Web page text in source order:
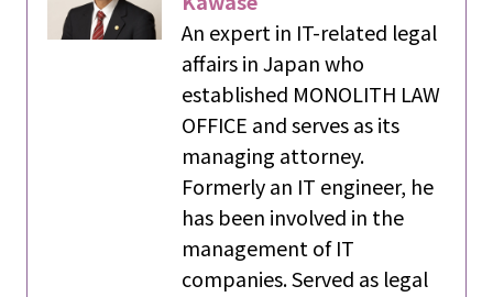
An expert in IT-related legal
affairs in Japan who
established MONOLITH LAW
OFFICE and serves as its
managing attorney.
Formerly an IT engineer, he
has been involved in the
management of IT
companies. Served as legal